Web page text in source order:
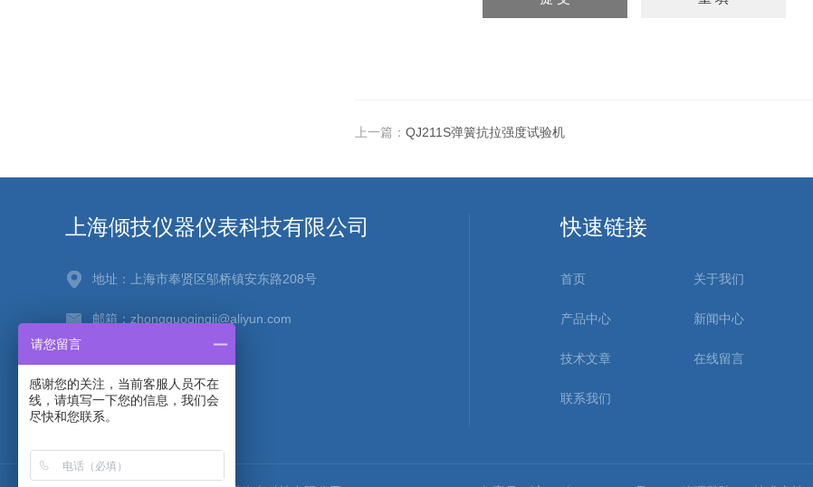
上一篇： QJ211S弹簧抗拉强度试验机
上海倾技仪器仪表科技有限公司
地址：上海市奉贤区邬桥镇安东路208号
邮箱：zhongguoqingji@aliyun.com
快速链接
首页 关于我们
产品中心 新闻中心
技术文章 在线留言
联系我们
请您留言
感谢您的关注，当前客服人员不在
线，请填写一下您的信息，我们会
尽快和您联系。